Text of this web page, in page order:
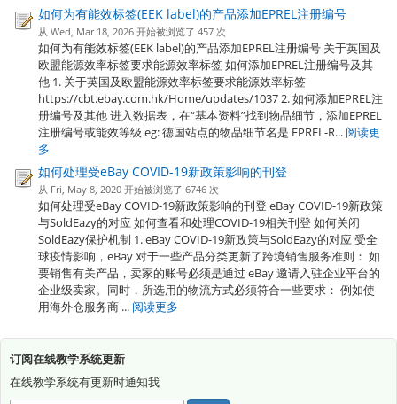
如何为有能效标签(EEK label)的产品添加EPREL注册编号
从 Wed, Mar 18, 2026 开始被浏览了 457 次
如何为有能效标签(EEK label)的产品添加EPREL注册编号 关于英国及
欧盟能源效率标签要求能源效率标签 如何添加EPREL注册编号及其
他 1. 关于英国及欧盟能源效率标签要求能源效率标签
https://cbt.ebay.com.hk/Home/updates/1037 2. 如何添加EPREL注
册编号及其他 进入数据表，在“基本资料”找到物品细节，添加EPREL
注册编号或能效等级 eg: 德国站点的物品细节名是 EPREL-R... 阅读更
多
如何处理受eBay COVID-19新政策影响的刊登
从 Fri, May 8, 2020 开始被浏览了 6746 次
如何处理受eBay COVID-19新政策影响的刊登 eBay COVID-19新政策
与SoldEazy的对应 如何查看和处理COVID-19相关刊登 如何关闭
SoldEazy保护机制 1. eBay COVID-19新政策与SoldEazy的对应 受全
球疫情影响，eBay 对于一些产品分类更新了跨境销售服务准则： 如
要销售有关产品，卖家的账号必须是通过 eBay 邀请入驻企业平台的
企业级卖家。同时，所选用的物流方式必须符合一些要求： 例如使
用海外仓服务商 ... 阅读更多
订阅在线教学系统更新
在线教学系统有更新时通知我